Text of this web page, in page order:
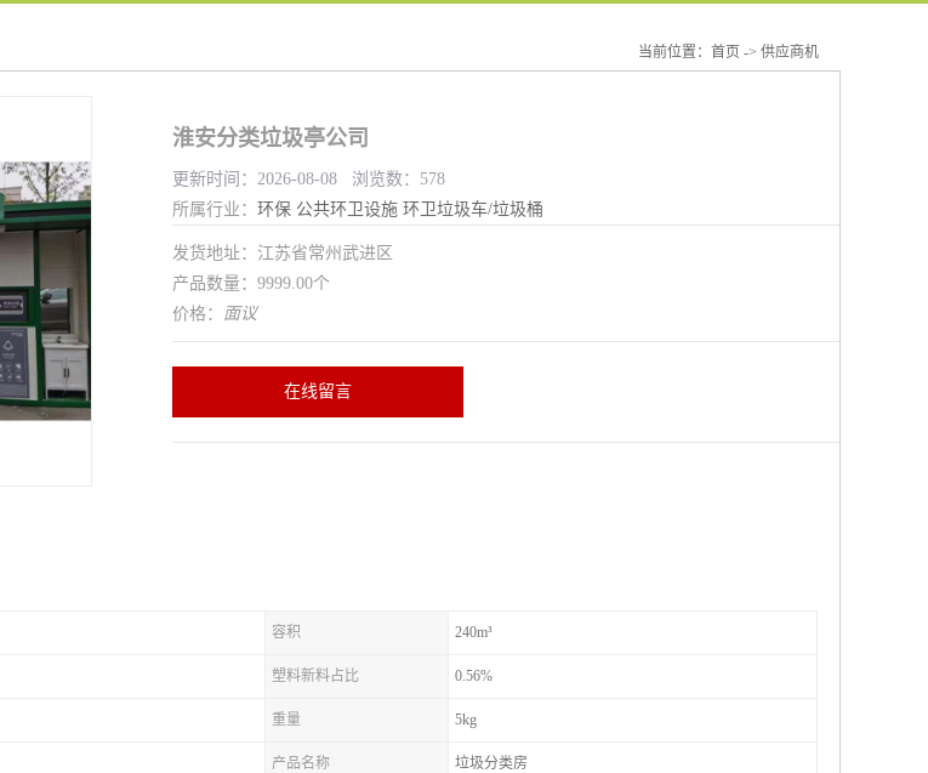
当前位置： 首页 -> 供应商机
淮安分类垃圾亭公司
更新时间：2026-08-08 浏览数：578
所属行业： 环保 公共环卫设施 环卫垃圾车/垃圾桶
发货地址：江苏省常州武进区
产品数量：9999.00个
价格： 面议
在线留言
容积 240m³
塑料新料占比 0.56%
重量 5kg
产品名称 垃圾分类房